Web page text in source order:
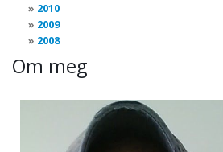
2010
2009
2008
Om meg